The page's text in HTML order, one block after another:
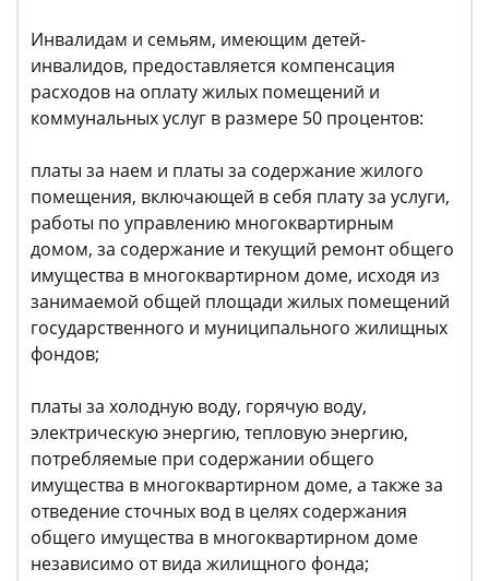
Инвалидам и семьям, имеющим детей-
инвалидов, предоставляется компенсация
расходов на оплату жилых помещений и
коммунальных услуг в размере 50 процентов:
платы за наем и платы за содержание жилого
помещения, включающей в себя плату за услуги,
работы по управлению многоквартирным
домом, за содержание и текущий ремонт общего
имущества в многоквартирном доме, исходя из
занимаемой общей площади жилых помещений
государственного и муниципального жилищных
фондов;
платы за холодную воду, горячую воду,
электрическую энергию, тепловую энергию,
потребляемые при содержании общего
имущества в многоквартирном доме, а также за
отведение сточных вод в целях содержания
общего имущества в многоквартирном доме
независимо от вида жилищного фонда;